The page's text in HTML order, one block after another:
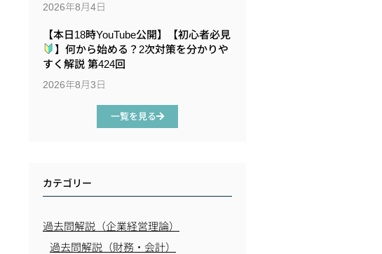
2026年8月4日
【本日18時YouTube公開】【初心者必見
】何から始める？2次対策を分かりや
すく解説 第424回
2026年8月3日
一覧を見る
カテゴリー
過去問解説（企業経営理論）
過去問解説（財務・会計）